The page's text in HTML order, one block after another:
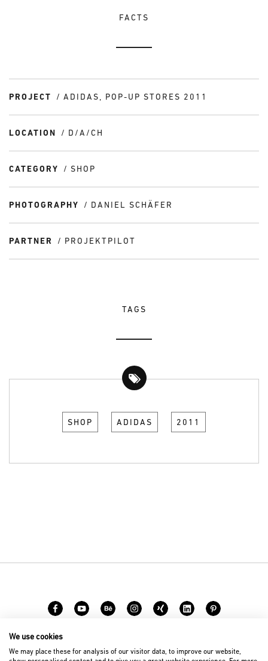
FACTS
PROJECT ADIDAS, POP-UP STORES 2011
LOCATION D/A/CH
CATEGORY SHOP
PHOTOGRAPHY DANIEL SCHÄFER
PARTNER PROJEKTPILOT
TAGS
SHOP ADIDAS 2011
We use cookies
We may place these for analysis of our visitor data, to improve our website,